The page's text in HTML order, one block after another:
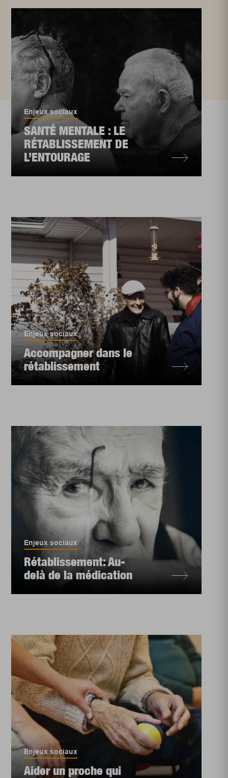
Enjeux sociaux
SANTÉ MENTALE : LE
RÉTABLISSEMENT DE
L’ENTOURAGE
Enjeux sociaux
Accompagner dans le
rétablissement
Enjeux sociaux
Rétablissement: Au-
delà de la médication
Enjeux sociaux
Aider un proche qui